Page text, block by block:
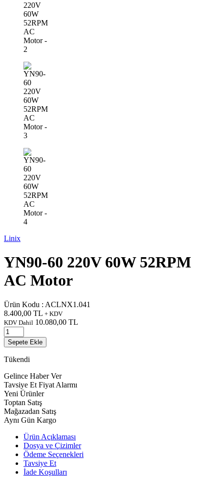
Linix
YN90-60 220V 60W 52RPM
AC Motor
Ürün Kodu : ACLNX1.041
8.400,00 TL + KDV
KDV Dahil 10.080,00 TL
Sepete Ekle
Tükendi
Gelince Haber Ver
Tavsiye Et Fiyat Alarmı
Yeni Ürünler
Toptan Satış
Mağazadan Satış
Aynı Gün Kargo
Ürün Açıklaması
Dosya ve Çizimler
Ödeme Seçenekleri
Tavsiye Et
İade Koşulları